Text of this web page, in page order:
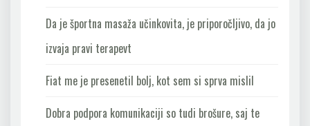
Da je športna masaža učinkovita, je priporočljivo, da jo
izvaja pravi terapevt
Fiat me je presenetil bolj, kot sem si sprva mislil
Dobra podpora komunikaciji so tudi brošure, saj te